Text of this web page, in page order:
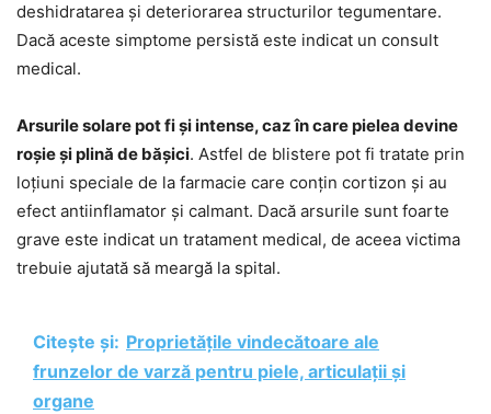
deshidratarea și deteriorarea structurilor tegumentare.
Dacă aceste simptome persistă este indicat un consult
medical.
Arsurile solare pot fi și intense, caz în care pielea devine
roșie și plină de bășici. Astfel de blistere pot fi tratate prin
loțiuni speciale de la farmacie care conțin cortizon și au
efect antiinflamator și calmant. Dacă arsurile sunt foarte
grave este indicat un tratament medical, de aceea victima
trebuie ajutată să meargă la spital.
Citește și: Proprietățile vindecătoare ale
frunzelor de varză pentru piele, articulații și
organe